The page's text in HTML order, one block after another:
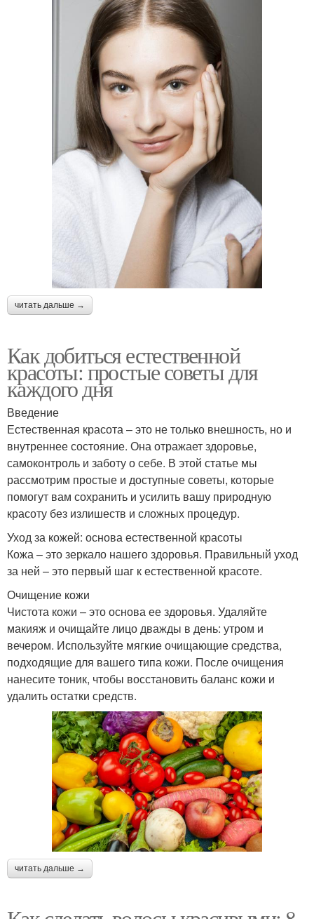
читать дальше →
Как добиться естественной
красоты: простые советы для
каждого дня
Введение
Естественная красота – это не только внешность, но и
внутреннее состояние. Она отражает здоровье,
самоконтроль и заботу о себе. В этой статье мы
рассмотрим простые и доступные советы, которые
помогут вам сохранить и усилить вашу природную
красоту без излишеств и сложных процедур.
Уход за кожей: основа естественной красоты
Кожа – это зеркало нашего здоровья. Правильный уход
за ней – это первый шаг к естественной красоте.
Очищение кожи
Чистота кожи – это основа ее здоровья. Удаляйте
макияж и очищайте лицо дважды в день: утром и
вечером. Используйте мягкие очищающие средства,
подходящие для вашего типа кожи. После очищения
нанесите тоник, чтобы восстановить баланс кожи и
удалить остатки средств.
читать дальше →